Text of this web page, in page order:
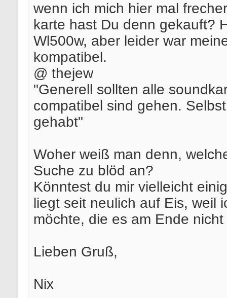
wenn ich mich hier mal
karte hast Du denn gekauft?
Wl500w, aber leider war
kompatibel.
@ thejew
"Generell sollten alle
compatibel sind gehen.
gehabt"
Woher weiß man denn,
Suche zu blöd an?
Könntest du mir vielleicht
liegt seit neulich auf Eis, weil
möchte, die es am Ende
Lieben Gruß,
Nix